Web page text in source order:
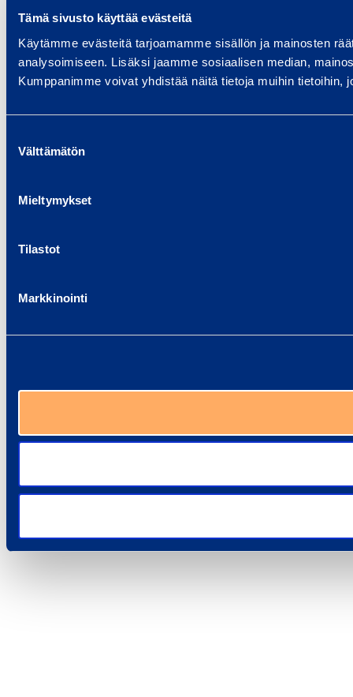
Tämä sivusto käyttää evästeitä
Käytämme evästeitä tarjoamamme sisällön ja mainosten
analysoimiseen. Lisäksi jaamme sosiaalisen median,
Kumppanimme voivat yhdistää näitä tietoja muihin tietoihin,
valinta
Välttämätön
Mieltymykset
Tilastot
Markkinointi